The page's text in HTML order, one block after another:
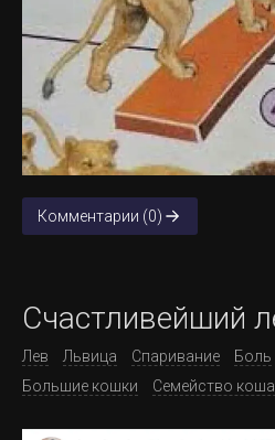
Комментарии (0)
Счастливейший
Лев Львица Спаривание Боль
Большие кошки
Семейство